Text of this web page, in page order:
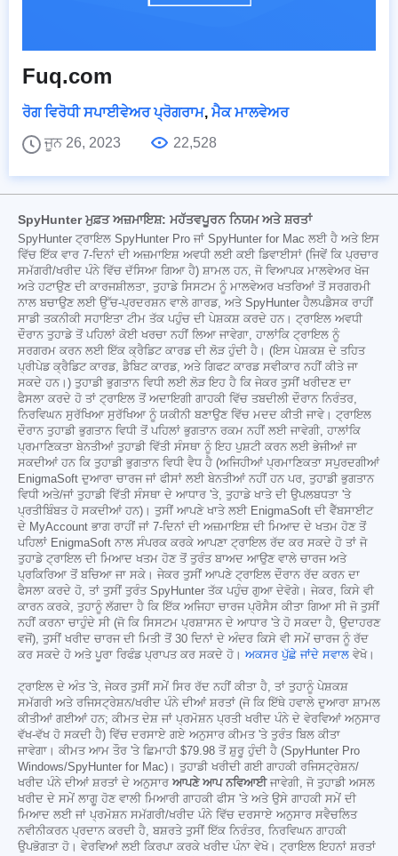
Fuq.com
ਰੋਗ ਵਿਰੋਧੀ ਸਪਾਈਵੇਅਰ ਪ੍ਰੋਗਰਾਮ, ਮੈਕ ਮਾਲਵੇਅਰ
ਜੂਨ 26, 2023
22,528
SpyHunter ਮੁਫ਼ਤ ਅਜ਼ਮਾਇਸ਼: ਮਹੱਤਵਪੂਰਨ ਨਿਯਮ ਅਤੇ ਸ਼ਰਤਾਂ
SpyHunter ਟ੍ਰਾਇਲ SpyHunter Pro ਜਾਂ SpyHunter for Mac ਲਈ ਹੈ ਅਤੇ ਇਸ
ਵਿੱਚ ਇੱਕ ਵਾਰ 7-ਦਿਨਾਂ ਦੀ ਅਜ਼ਮਾਇਸ਼ ਅਵਧੀ ਲਈ ਕਈ ਡਿਵਾਈਸਾਂ (ਜਿਵੇਂ ਕਿ ਪ੍ਰਚਾਰ
ਸਮੱਗਰੀ/ਖਰੀਦ ਪੰਨੇ ਵਿੱਚ ਦੱਸਿਆ ਗਿਆ ਹੈ) ਸ਼ਾਮਲ ਹਨ, ਜੋ ਵਿਆਪਕ ਮਾਲਵੇਅਰ ਖੋਜ
ਅਤੇ ਹਟਾਉਣ ਦੀ ਕਾਰਜਸ਼ੀਲਤਾ, ਤੁਹਾਡੇ ਸਿਸਟਮ ਨੂੰ ਮਾਲਵੇਅਰ ਖਤਰਿਆਂ ਤੋਂ ਸਰਗਰਮੀ
ਨਾਲ ਬਚਾਉਣ ਲਈ ਉੱਚ-ਪ੍ਰਦਰਸ਼ਨ ਵਾਲੇ ਗਾਰਡ, ਅਤੇ SpyHunter ਹੈਲਪਡੈਸਕ ਰਾਹੀਂ
ਸਾਡੀ ਤਕਨੀਕੀ ਸਹਾਇਤਾ ਟੀਮ ਤੱਕ ਪਹੁੰਚ ਦੀ ਪੇਸ਼ਕਸ਼ ਕਰਦੇ ਹਨ। ਟ੍ਰਾਇਲ ਅਵਧੀ
ਦੌਰਾਨ ਤੁਹਾਡੇ ਤੋਂ ਪਹਿਲਾਂ ਕੋਈ ਖਰਚਾ ਨਹੀਂ ਲਿਆ ਜਾਵੇਗਾ, ਹਾਲਾਂਕਿ ਟ੍ਰਾਇਲ ਨੂੰ
ਸਰਗਰਮ ਕਰਨ ਲਈ ਇੱਕ ਕ੍ਰੈਡਿਟ ਕਾਰਡ ਦੀ ਲੋੜ ਹੁੰਦੀ ਹੈ। (ਇਸ ਪੇਸ਼ਕਸ਼ ਦੇ ਤਹਿਤ
ਪ੍ਰੀਪੇਡ ਕ੍ਰੈਡਿਟ ਕਾਰਡ, ਡੈਬਿਟ ਕਾਰਡ, ਅਤੇ ਗਿਫਟ ਕਾਰਡ ਸਵੀਕਾਰ ਨਹੀਂ ਕੀਤੇ ਜਾ
ਸਕਦੇ ਹਨ।) ਤੁਹਾਡੀ ਭੁਗਤਾਨ ਵਿਧੀ ਲਈ ਲੋੜ ਇਹ ਹੈ ਕਿ ਜੇਕਰ ਤੁਸੀਂ ਖਰੀਦਣ ਦਾ
ਫੈਸਲਾ ਕਰਦੇ ਹੋ ਤਾਂ ਟ੍ਰਾਇਲ ਤੋਂ ਅਦਾਇਗੀ ਗਾਹਕੀ ਵਿੱਚ ਤਬਦੀਲੀ ਦੌਰਾਨ ਨਿਰੰਤਰ,
ਨਿਰਵਿਘਨ ਸੁਰੱਖਿਆ ਸੁਰੱਖਿਆ ਨੂੰ ਯਕੀਨੀ ਬਣਾਉਣ ਵਿੱਚ ਮਦਦ ਕੀਤੀ ਜਾਵੇ। ਟ੍ਰਾਇਲ
ਦੌਰਾਨ ਤੁਹਾਡੀ ਭੁਗਤਾਨ ਵਿਧੀ ਤੋਂ ਪਹਿਲਾਂ ਭੁਗਤਾਨ ਰਕਮ ਨਹੀਂ ਲਈ ਜਾਵੇਗੀ, ਹਾਲਾਂਕਿ
ਪ੍ਰਮਾਣਿਕਤਾ ਬੇਨਤੀਆਂ ਤੁਹਾਡੀ ਵਿੱਤੀ ਸੰਸਥਾ ਨੂੰ ਇਹ ਪੁਸ਼ਟੀ ਕਰਨ ਲਈ ਭੇਜੀਆਂ ਜਾ
ਸਕਦੀਆਂ ਹਨ ਕਿ ਤੁਹਾਡੀ ਭੁਗਤਾਨ ਵਿਧੀ ਵੈਧ ਹੈ (ਅਜਿਹੀਆਂ ਪ੍ਰਮਾਣਿਕਤਾ ਸਪੁਰਦਗੀਆਂ
EnigmaSoft ਦੁਆਰਾ ਚਾਰਜ ਜਾਂ ਫੀਸਾਂ ਲਈ ਬੇਨਤੀਆਂ ਨਹੀਂ ਹਨ ਪਰ, ਤੁਹਾਡੀ ਭੁਗਤਾਨ
ਵਿਧੀ ਅਤੇ/ਜਾਂ ਤੁਹਾਡੀ ਵਿੱਤੀ ਸੰਸਥਾ ਦੇ ਆਧਾਰ 'ਤੇ, ਤੁਹਾਡੇ ਖਾਤੇ ਦੀ ਉਪਲਬਧਤਾ 'ਤੇ
ਪ੍ਰਤੀਬਿੰਬਤ ਹੋ ਸਕਦੀਆਂ ਹਨ)। ਤੁਸੀਂ ਆਪਣੇ ਖਾਤੇ ਲਈ EnigmaSoft ਦੀ ਵੈੱਬਸਾਈਟ
ਦੇ MyAccount ਭਾਗ ਰਾਹੀਂ ਜਾਂ 7-ਦਿਨਾਂ ਦੀ ਅਜ਼ਮਾਇਸ਼ ਦੀ ਮਿਆਦ ਦੇ ਖਤਮ ਹੋਣ ਤੋਂ
ਪਹਿਲਾਂ EnigmaSoft ਨਾਲ ਸੰਪਰਕ ਕਰਕੇ ਆਪਣਾ ਟ੍ਰਾਇਲ ਰੱਦ ਕਰ ਸਕਦੇ ਹੋ ਤਾਂ ਜੋ
ਤੁਹਾਡੇ ਟ੍ਰਾਇਲ ਦੀ ਮਿਆਦ ਖਤਮ ਹੋਣ ਤੋਂ ਤੁਰੰਤ ਬਾਅਦ ਆਉਣ ਵਾਲੇ ਚਾਰਜ ਅਤੇ
ਪ੍ਰਕਿਰਿਆ ਤੋਂ ਬਚਿਆ ਜਾ ਸਕੇ। ਜੇਕਰ ਤੁਸੀਂ ਆਪਣੇ ਟ੍ਰਾਇਲ ਦੌਰਾਨ ਰੱਦ ਕਰਨ ਦਾ
ਫੈਸਲਾ ਕਰਦੇ ਹੋ, ਤਾਂ ਤੁਸੀਂ ਤੁਰੰਤ SpyHunter ਤੱਕ ਪਹੁੰਚ ਗੁਆ ਦੇਵੋਗੇ। ਜੇਕਰ, ਕਿਸੇ ਵੀ
ਕਾਰਨ ਕਰਕੇ, ਤੁਹਾਨੂੰ ਲੱਗਦਾ ਹੈ ਕਿ ਇੱਕ ਅਜਿਹਾ ਚਾਰਜ ਪ੍ਰੋਸੈਸ ਕੀਤਾ ਗਿਆ ਸੀ ਜੋ ਤੁਸੀਂ
ਨਹੀਂ ਕਰਨਾ ਚਾਹੁੰਦੇ ਸੀ (ਜੋ ਕਿ ਸਿਸਟਮ ਪ੍ਰਸ਼ਾਸਨ ਦੇ ਆਧਾਰ 'ਤੇ ਹੋ ਸਕਦਾ ਹੈ, ਉਦਾਹਰਣ
ਵਜੋਂ), ਤੁਸੀਂ ਖਰੀਦ ਚਾਰਜ ਦੀ ਮਿਤੀ ਤੋਂ 30 ਦਿਨਾਂ ਦੇ ਅੰਦਰ ਕਿਸੇ ਵੀ ਸਮੇਂ ਚਾਰਜ ਨੂੰ ਰੱਦ
ਕਰ ਸਕਦੇ ਹੋ ਅਤੇ ਪੂਰਾ ਰਿਫੰਡ ਪ੍ਰਾਪਤ ਕਰ ਸਕਦੇ ਹੋ। ਅਕਸਰ ਪੁੱਛੇ ਜਾਂਦੇ ਸਵਾਲ ਵੇਖੋ।
ਟ੍ਰਾਇਲ ਦੇ ਅੰਤ 'ਤੇ, ਜੇਕਰ ਤੁਸੀਂ ਸਮੇਂ ਸਿਰ ਰੱਦ ਨਹੀਂ ਕੀਤਾ ਹੈ, ਤਾਂ ਤੁਹਾਨੂੰ ਪੇਸ਼ਕਸ਼
ਸਮੱਗਰੀ ਅਤੇ ਰਜਿਸਟ੍ਰੇਸ਼ਨ/ਖਰੀਦ ਪੰਨੇ ਦੀਆਂ ਸ਼ਰਤਾਂ (ਜੋ ਕਿ ਇੱਥੇ ਹਵਾਲੇ ਦੁਆਰਾ ਸ਼ਾਮਲ
ਕੀਤੀਆਂ ਗਈਆਂ ਹਨ; ਕੀਮਤ ਦੇਸ਼ ਜਾਂ ਪ੍ਰਮੋਸ਼ਨ ਪ੍ਰਤੀ ਖਰੀਦ ਪੰਨੇ ਦੇ ਵੇਰਵਿਆਂ ਅਨੁਸਾਰ
ਵੱਖ-ਵੱਖ ਹੋ ਸਕਦੀ ਹੈ) ਵਿੱਚ ਦਰਸਾਏ ਗਏ ਅਨੁਸਾਰ ਕੀਮਤ 'ਤੇ ਤੁਰੰਤ ਬਿਲ ਕੀਤਾ
ਜਾਵੇਗਾ। ਕੀਮਤ ਆਮ ਤੌਰ 'ਤੇ ਛਿਮਾਹੀ $79.98 ਤੋਂ ਸ਼ੁਰੂ ਹੁੰਦੀ ਹੈ (SpyHunter Pro
Windows/SpyHunter for Mac)। ਤੁਹਾਡੀ ਖਰੀਦੀ ਗਈ ਗਾਹਕੀ ਰਜਿਸਟ੍ਰੇਸ਼ਨ/
ਖਰੀਦ ਪੰਨੇ ਦੀਆਂ ਸ਼ਰਤਾਂ ਦੇ ਅਨੁਸਾਰ ਆਪਣੇ ਆਪ ਨਵਿਆਈਜਾਵੇਗੀ, ਜੋ ਤੁਹਾਡੀ ਅਸਲ
ਖਰੀਦ ਦੇ ਸਮੇਂ ਲਾਗੂ ਹੋਣ ਵਾਲੀ ਮਿਆਰੀ ਗਾਹਕੀ ਫੀਸ 'ਤੇ ਅਤੇ ਉਸੇ ਗਾਹਕੀ ਸਮੇਂ ਦੀ
ਮਿਆਦ ਲਈ ਜਾਂ ਪ੍ਰਮੋਸ਼ਨ ਸਮੱਗਰੀ/ਖਰੀਦ ਪੰਨੇ ਵਿੱਚ ਦਰਸਾਏ ਅਨੁਸਾਰ ਸਵੈਚਲਿਤ
ਨਵੀਨੀਕਰਨ ਪ੍ਰਦਾਨ ਕਰਦੀ ਹੈ, ਬਸ਼ਰਤੇ ਤੁਸੀਂ ਇੱਕ ਨਿਰੰਤਰ, ਨਿਰਵਿਘਨ ਗਾਹਕੀ
ਉਪਭੋਗਤਾ ਹੋ। ਵੇਰਵਿਆਂ ਲਈ ਕਿਰਪਾ ਕਰਕੇ ਖਰੀਦ ਪੰਨਾ ਵੇਖੋ। ਟ੍ਰਾਇਲ ਇਹਨਾਂ ਸ਼ਰਤਾਂ